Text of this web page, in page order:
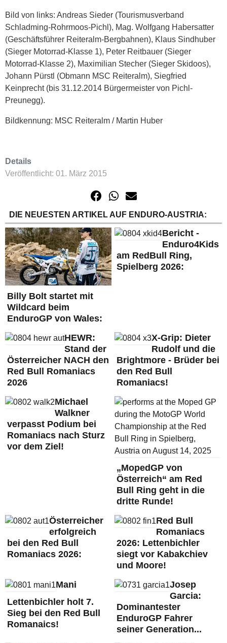
Bild von links: Andreas Sieder (Tourismusverband
Schladming-Rohrmoos-Pichl), Mag. Wolfgang Habersatter
(Geschäftsführer Reiteralm-Bergbahnen), Klaus Sindhuber
(Sieger Motorrad-Klasse 1), Peter Reitbauer (Sieger
Motorrad-Klasse 2), Maximilian Stecher (Sieger Skidoos),
Johann Pürstl (Obmann MSC Reiteralm), Siegfried
Keinprecht (bis 31.12.2014 Bürgermeister von Pichl-
Preunegg).
Bildkennung: MSC Reiteralm / Martin Huber
Details
Veröffentlicht: 01. März 2015
DIE NEUESTEN ARTIKEL AUF ENDURO-AUSTRIA:
Billy Bolt startet mit
Wildcard beim
EnduroGP von Wales:
Bericht -
Enduro4Kids
am RedBull Ring,
Spielberg 2026:
HEWR:
Stand der
Österreicher NACH den
Red Bull Romaniacs
2026
X-Grip: Dieter
Rudolf und die
Brightmore - Brüder bei
den Red Bull
Romaniacs!
Michael
Walkner
verpasst Podium bei
Romaniacs nach Sturz
vor dem Ziel!
„MopedGP von
Österreich“ am Red
Bull Ring geht in die
dritte Runde!
Österreicher
erfolgreich
bei den Red Bull
Romaniacs 2026:
Red Bull
Romaniacs
2026: Lettenbichler
siegt vor Kabakchiev
und Moore!
Mani
Lettenbichler holt 7.
Sieg bei den Red Bull
Romanaics!
Josep
Garcia:
Dominantester
EnduroGP Fahrer
seiner Generation...